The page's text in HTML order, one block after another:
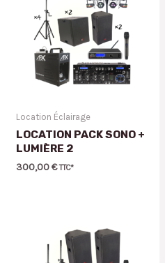
Location Éclairage
LOCATION PACK SONO +
LUMIÈRE 2
300,00€ TTC*